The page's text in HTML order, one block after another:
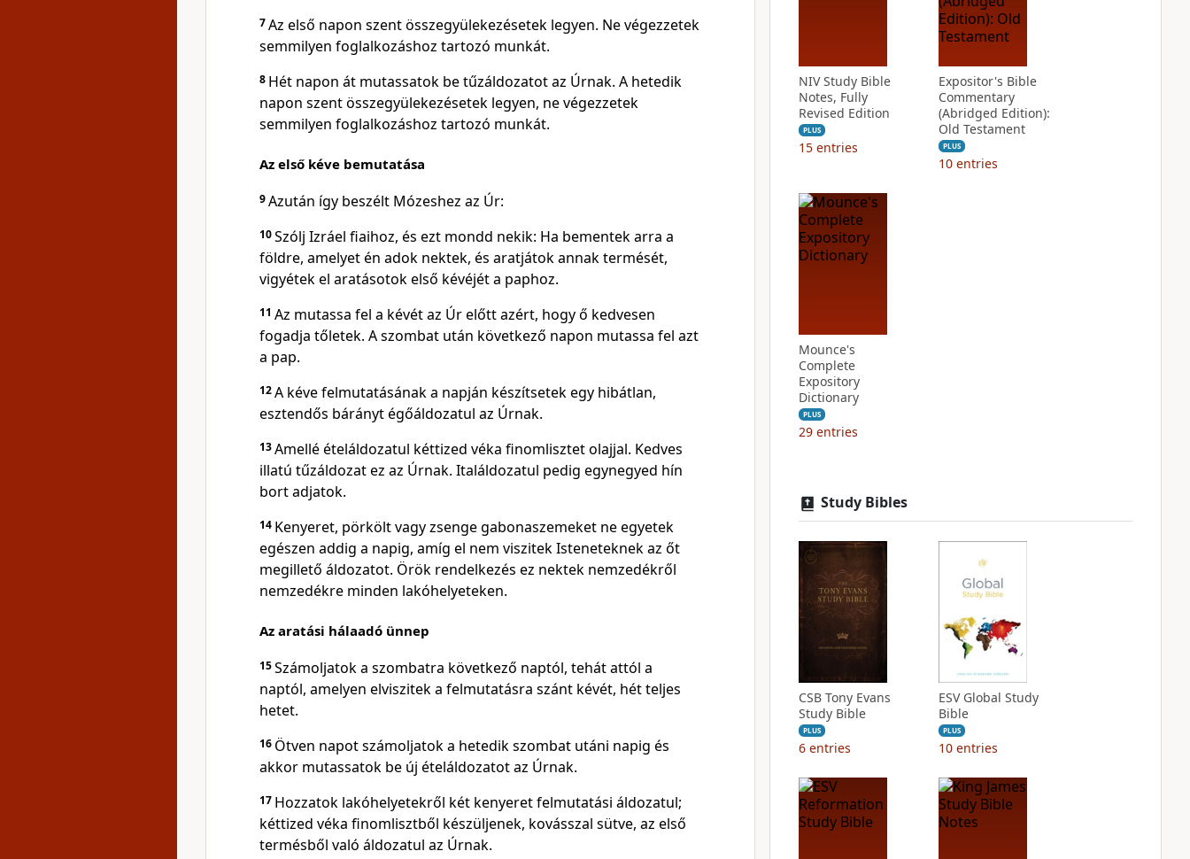
7Az első napon szent összegyülekezésetek legyen. Ne végezzetek
semmilyen foglalkozáshoz tartozó munkát.
8 Hét napon át mutassatok be tűzáldozatot az Úrnak. A hetedik
napon szent összegyülekezésetek legyen, ne végezzetek
semmilyen foglalkozáshoz tartozó munkát.
Az első kéve bemutatása
9Azután így beszélt Mózeshez az Úr:
10Szólj Izráel fiaihoz, és ezt mondd nekik: Ha bementek arra a
földre, amelyet én adok nektek, és aratjátok annak termését,
vigyétek el aratásotok első kévéjét a paphoz.
11 Az mutassa fel a kévét az Úr előtt azért, hogy ő kedvesen
fogadja tőletek. A szombat után következő napon mutassa fel azt
a pap.
12A kéve felmutatásának a napján készítsetek egy hibátlan,
esztendős bárányt égőáldozatul az Úrnak.
13Amellé ételáldozatul kéttized véka finomlisztet olajjal. Kedves
illatú tűzáldozat ez az Úrnak. Italáldozatul pedig egynegyed hín
bort adjatok.
14 Kenyeret, pörkölt vagy zsenge gabonaszemeket ne egyetek
egészen addig a napig, amíg el nem viszitek Isteneteknek az őt
megillető áldozatot. Örök rendelkezés ez nektek nemzedékről
nemzedékre minden lakóhelyeteken.
Az aratási hálaadó ünnep
15Számoljatok a szombatra következő naptól, tehát attól a
naptól, amelyen elviszitek a felmutatásra szánt kévét, hét teljes
hetet.
16 Ötven napot számoljatok a hetedik szombat utáni napig és
akkor mutassatok be új ételáldozatot az Úrnak.
17 Hozzatok lakóhelyetekről két kenyeret felmutatási áldozatul;
kéttized véka finomlisztből készüljenek, kovásszal sütve, az első
termésből való áldozatul az Úrnak.
NIV Study Bible
Notes, Fully
Revised Edition
PLUS
15 entries
Expositor's Bible
Commentary
(Abridged Edition):
Old Testament
PLUS
10 entries
Mounce's
Complete
Expository
Dictionary
PLUS
29 entries
Study Bibles
CSB Tony Evans
Study Bible
PLUS
6 entries
ESV Global Study
Bible
PLUS
10 entries